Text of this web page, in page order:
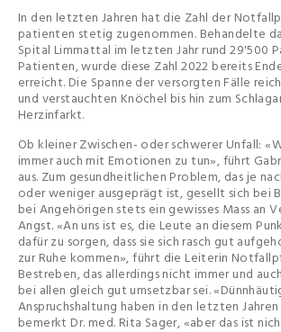
In den letzten Jahren hat die Zahl der
patienten stetig zugenommen. Behandelte
Spital Limmattal im letzten Jahr rund 29'500
Patienten, wurde diese Zahl 2022 bereits
erreicht. Die Spanne der versorgten Fälle
und verstauchten Knöchel bis hin zum
Herzinfarkt.
Ob kleiner Zwischen- oder schwerer Unfall:
immer auch mit Emotionen zu tun», führt
aus. Zum gesundheitlichen Problem, das je
oder weniger ausgeprägt ist, gesellt sich bei
bei Angehörigen stets ein gewisses Mass an
Angst. «An uns ist es, die Leute an diesem
dafür zu sorgen, dass sie sich rasch gut
zur Ruhe kommen», führt die Leiterin
Bestreben, das allerdings nicht immer und
bei allen gleich gut umsetzbar sei.
Anspruchshaltung haben in den letzten
bemerkt Dr. med. Rita Sager, «aber das ist